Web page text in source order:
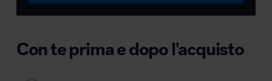
Con te prima e dopo l'acquisto